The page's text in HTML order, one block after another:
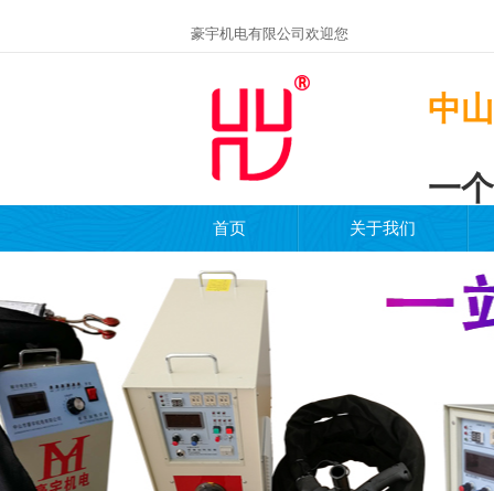
豪宇机电有限公司欢迎您
中
一
首页 关于我们